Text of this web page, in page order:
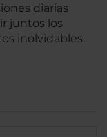
diarias
juntos los
inolvidables.